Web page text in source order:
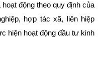
động theo quy định của
hợp tác xã, liên hiệp
hiện hoạt động đầu tư kinh